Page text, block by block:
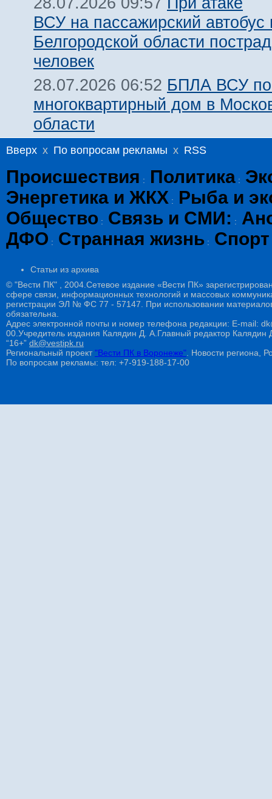
ВСУ на пассажирский автобус
Белгородской области
человек
28.07.2026 06:52 БПЛА ВСУ
многоквартирный дом в
области
Вверх x По вопросам рекламы x RSS
Происшествия : Политика :
Энергетика и ЖКХ :
Рыба и
Общество : Связь и СМИ: :
ДФО : Странная жизнь : Спорт
Статьи из архива
© "Вести ПК" , 2004.Сетевое издание «Вести ПК»
сфере связи, информационных технологий и массовых
регистрации ЭЛ № ФС 77 - 57147. При использовании
обязательна.
Адрес электронной почты и номер телефона редакции: E-mail:
00.Учредитель издания Калядин Д. А.Главный редактор
“16+” dk@vestipk.ru
Региональный проект"Вести ПК в Воронеже" . Новости региона,
По вопросам рекламы: тел: +7-919-188-17-00